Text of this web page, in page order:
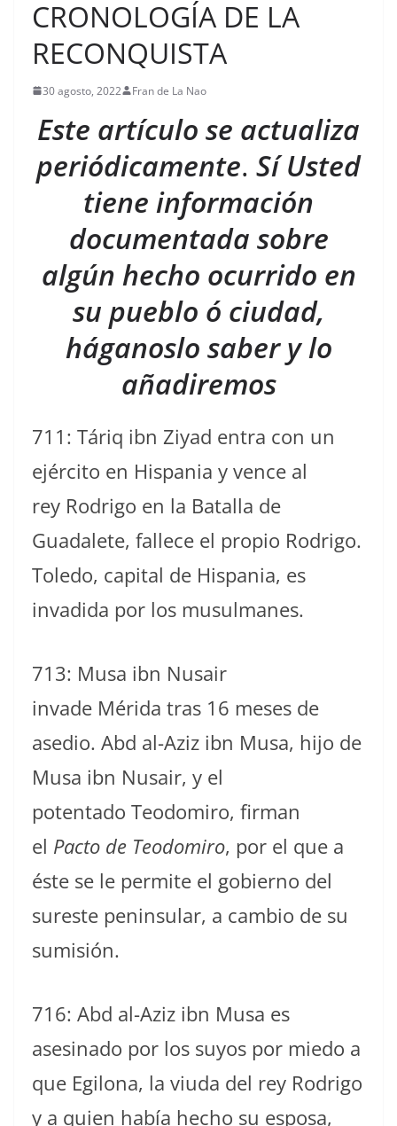
CRONOLOGÍA DE LA
RECONQUISTA
30 agosto, 2022 Fran de La Nao
Este artículo se actualiza
periódicamente. Sí Usted
tiene información
documentada sobre
algún hecho ocurrido en
su pueblo ó ciudad,
háganoslo saber y lo
añadiremos
711: Táriq ibn Ziyad entra con un
ejército en Hispania y vence al
rey Rodrigo en la Batalla de
Guadalete, fallece el propio Rodrigo.
Toledo, capital de Hispania, es
invadida por los musulmanes.
713: Musa ibn Nusair
invade Mérida tras 16 meses de
asedio. Abd al-Aziz ibn Musa, hijo de
Musa ibn Nusair, y el
potentado Teodomiro, firman
el Pacto de Teodomiro, por el que a
éste se le permite el gobierno del
sureste peninsular, a cambio de su
sumisión.
716: Abd al-Aziz ibn Musa es
asesinado por los suyos por miedo a
que Egilona, la viuda del rey Rodrigo
y a quien había hecho su esposa,